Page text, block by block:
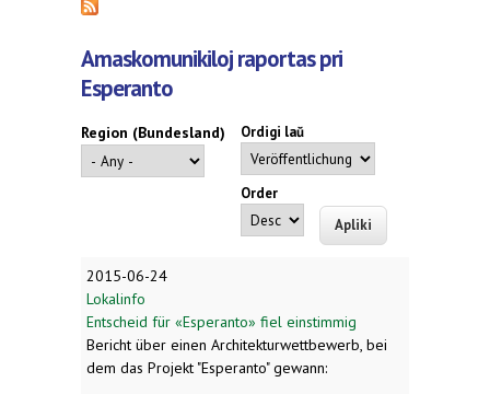
Amaskomunikiloj raportas pri
Esperanto
Region (Bundesland) Ordigi laŭ
Order
2015-06-24
Lokalinfo
Entscheid für «Esperanto» fiel einstimmig
Bericht über einen Architekturwettbewerb, bei
dem das Projekt "Esperanto" gewann: